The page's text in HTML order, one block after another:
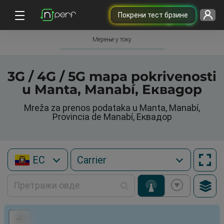
Покрени тест брзине
Мерење у току
3G / 4G / 5G mapa pokrivenosti
u Manta, Manabí, Еквадор
Mreža za prenos podataka u Manta, Manabí,
Provincia de Manabí, Еквадор
EC